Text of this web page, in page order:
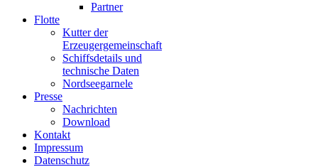
Partner
Flotte
Kutter der
Erzeugergemeinschaft
Schiffsdetails und
technische Daten
Nordseegarnele
Presse
Nachrichten
Download
Kontakt
Impressum
Datenschutz